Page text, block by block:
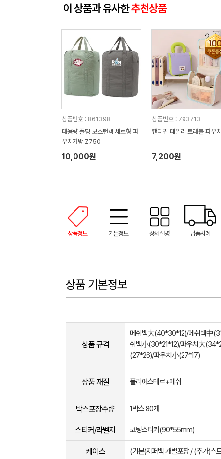
이 상품과 유사한추천상품
상품번호 : 861398
대용량 폴딩 보스턴백 세로형 파
우치가방 Z750
10,000원
상품번호 : 793713
캔디팝 데일리 트래블 파우치
7,200원
상품정보 기본정보 상세설명 납품사례
상품 기본정보
상품 규격
메쉬백大(40*30*12)/메쉬백中
쉬백小(30*21*12)/파우치大
(27*26)/파우치小(27*17)
상품 재질 폴리에스테르+메쉬
박스포장수량 1박스 80개
스티커/라벨지 코팅스티커(90*55mm)
케이스 (기본)지퍼백 개별포장 / (추가)스